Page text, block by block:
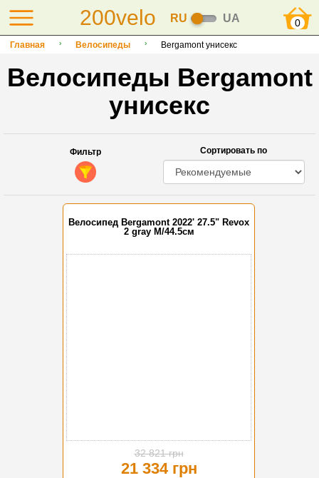
200velo RU UA 0
Главная Велосипеды Bergamont унисекс
Велосипеды Bergamont
унисекс
Фильтр Сортировать по
Велосипед Bergamont 2022' 27.5" Revox
2 gray M/44.5см
32 821 грн
21 334 грн